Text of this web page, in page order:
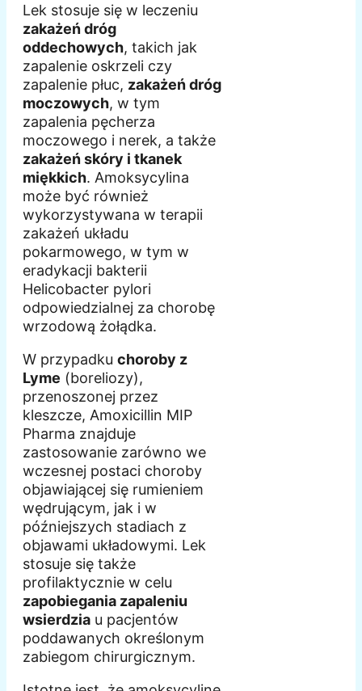
Lek stosuje się w leczeniu
zakażeń dróg
oddechowych, takich jak
zapalenie oskrzeli czy
zapalenie płuc, zakażeń dróg
moczowych, w tym
zapalenia pęcherza
moczowego i nerek, a także
zakażeń skóry i tkanek
miękkich. Amoksycylina
może być również
wykorzystywana w terapii
zakażeń układu
pokarmowego, w tym w
eradykacji bakterii
Helicobacter pylori
odpowiedzialnej za chorobę
wrzodową żołądka.
W przypadku choroby z
Lyme (boreliozy),
przenoszonej przez
kleszcze, Amoxicillin MIP
Pharma znajduje
zastosowanie zarówno we
wczesnej postaci choroby
objawiającej się rumieniem
wędrującym, jak i w
późniejszych stadiach z
objawami układowymi. Lek
stosuje się także
profilaktycznie w celu
zapobiegania zapaleniu
wsierdzia u pacjentów
poddawanych określonym
zabiegom chirurgicznym.